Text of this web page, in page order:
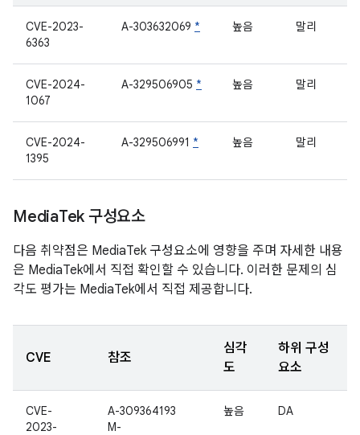
CVE-2023-
6363
A-303632069 * 높음 말리
CVE-2024-
1067
A-329506905 * 높음 말리
CVE-2024-
1395
A-329506991 * 높음 말리
MediaTek 구성요소
다음 취약점은 MediaTek 구성요소에 영향을 주며 자세한 내용
은 MediaTek에서 직접 확인할 수 있습니다. 이러한 문제의 심
각도 평가는 MediaTek에서 직접 제공합니다.
CVE 참조
심각
도
하위 구성
요소
CVE-
2023-
A-309364193
M-
높음 DA